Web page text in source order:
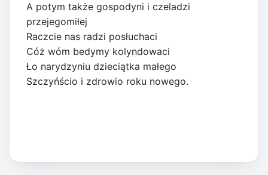
A potym także gospodyni i czeladzi
przejegomiłej
Raczcie nas radzi posłuchaci
Cóż wóm bedymy kolyndowaci
Ło narydzyniu dzieciątka małego
Szczyńścio i zdrowio roku nowego.